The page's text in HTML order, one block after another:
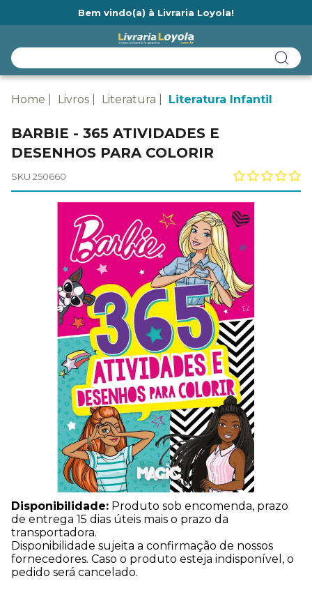
Bem vindo(a) à Livraria Loyola!
Home Livros Literatura Literatura Infantil
BARBIE - 365 ATIVIDADES E
DESENHOS PARA COLORIR
SKU 250660
Disponibilidade: Produto sob encomenda, prazo
de entrega 15 dias úteis mais o prazo da
transportadora.
Disponibilidade sujeita a confirmação de nossos
fornecedores. Caso o produto esteja indisponível, o
pedido será cancelado.